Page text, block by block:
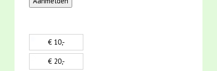
€ 10,-
€ 20,-